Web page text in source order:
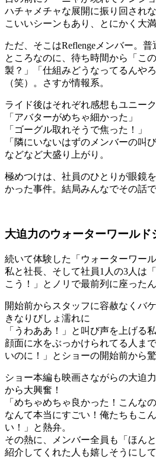
ハチャメチャな展開に振り回され
こいいシーンもあり、とにかく大満
ただ、そこはReflengeメンバー。
ところなのに、待ち時間から「こ
製？」「仕組みどうなってるんや
（笑）。さすが情報系。
ライド後はそれぞれ感想もユニーク
「アバターがめちゃ細かった」
「ゴーグル取れそうで焦った！」
「隣にいないはずのメンバーの叫
などなど大盛り上がり。
極めつけは、社員のひとりが眼鏡
かった事件。結局みんなでその話で
大迫力のウォーターワールド
続いて体験した「ウォーターワール
私と社長、そして社員1人の3人は
こう！」とノリで最前列に座った
開始前からスタッフに容赦なくバ
きなりびしょ濡れに
「うわああ！」と叫び声を上げる
顔面に水をぶっかけられてる人ま
いのに！」とショーの開始前から
ショー本編も映画さながらの大迫
から大興奮！
「めちゃめちゃ良かった！こんな
なんて本当にすごい！俺たちもこ
い！」と熱弁。
その熱に、メンバー全員も「ほん
紹介してくれた人も嬉しそうにし